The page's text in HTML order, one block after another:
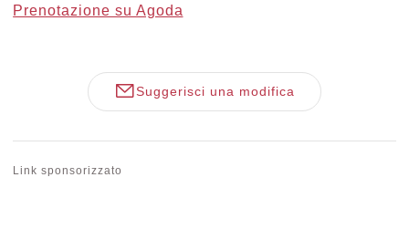
Prenotazione su Agoda
Suggerisci una modifica
Link sponsorizzato